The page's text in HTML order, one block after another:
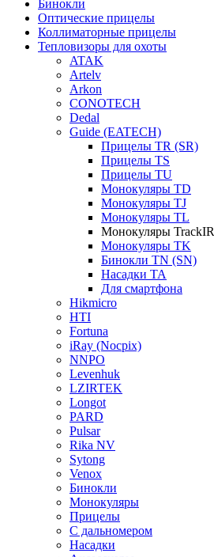
Бинокли
Оптические прицелы
Коллиматорные прицелы
Тепловизоры для охоты
ATAK
Artelv
Arkon
CONOTECH
Dedal
Guide (EATECH)
Прицелы TR (SR)
Прицелы TS
Прицелы TU
Монокуляры TD
Монокуляры TJ
Монокуляры TL
Монокуляры TrackIR
Монокуляры TK
Бинокли TN (SN)
Насадки TA
Для смартфона
Hikmicro
HTI
Fortuna
iRay (Nocpix)
NNPO
Levenhuk
LZIRTEK
Longot
PARD
Pulsar
Rika NV
Sytong
Venox
Бинокли
Монокуляры
Прицелы
С дальномером
Насадки